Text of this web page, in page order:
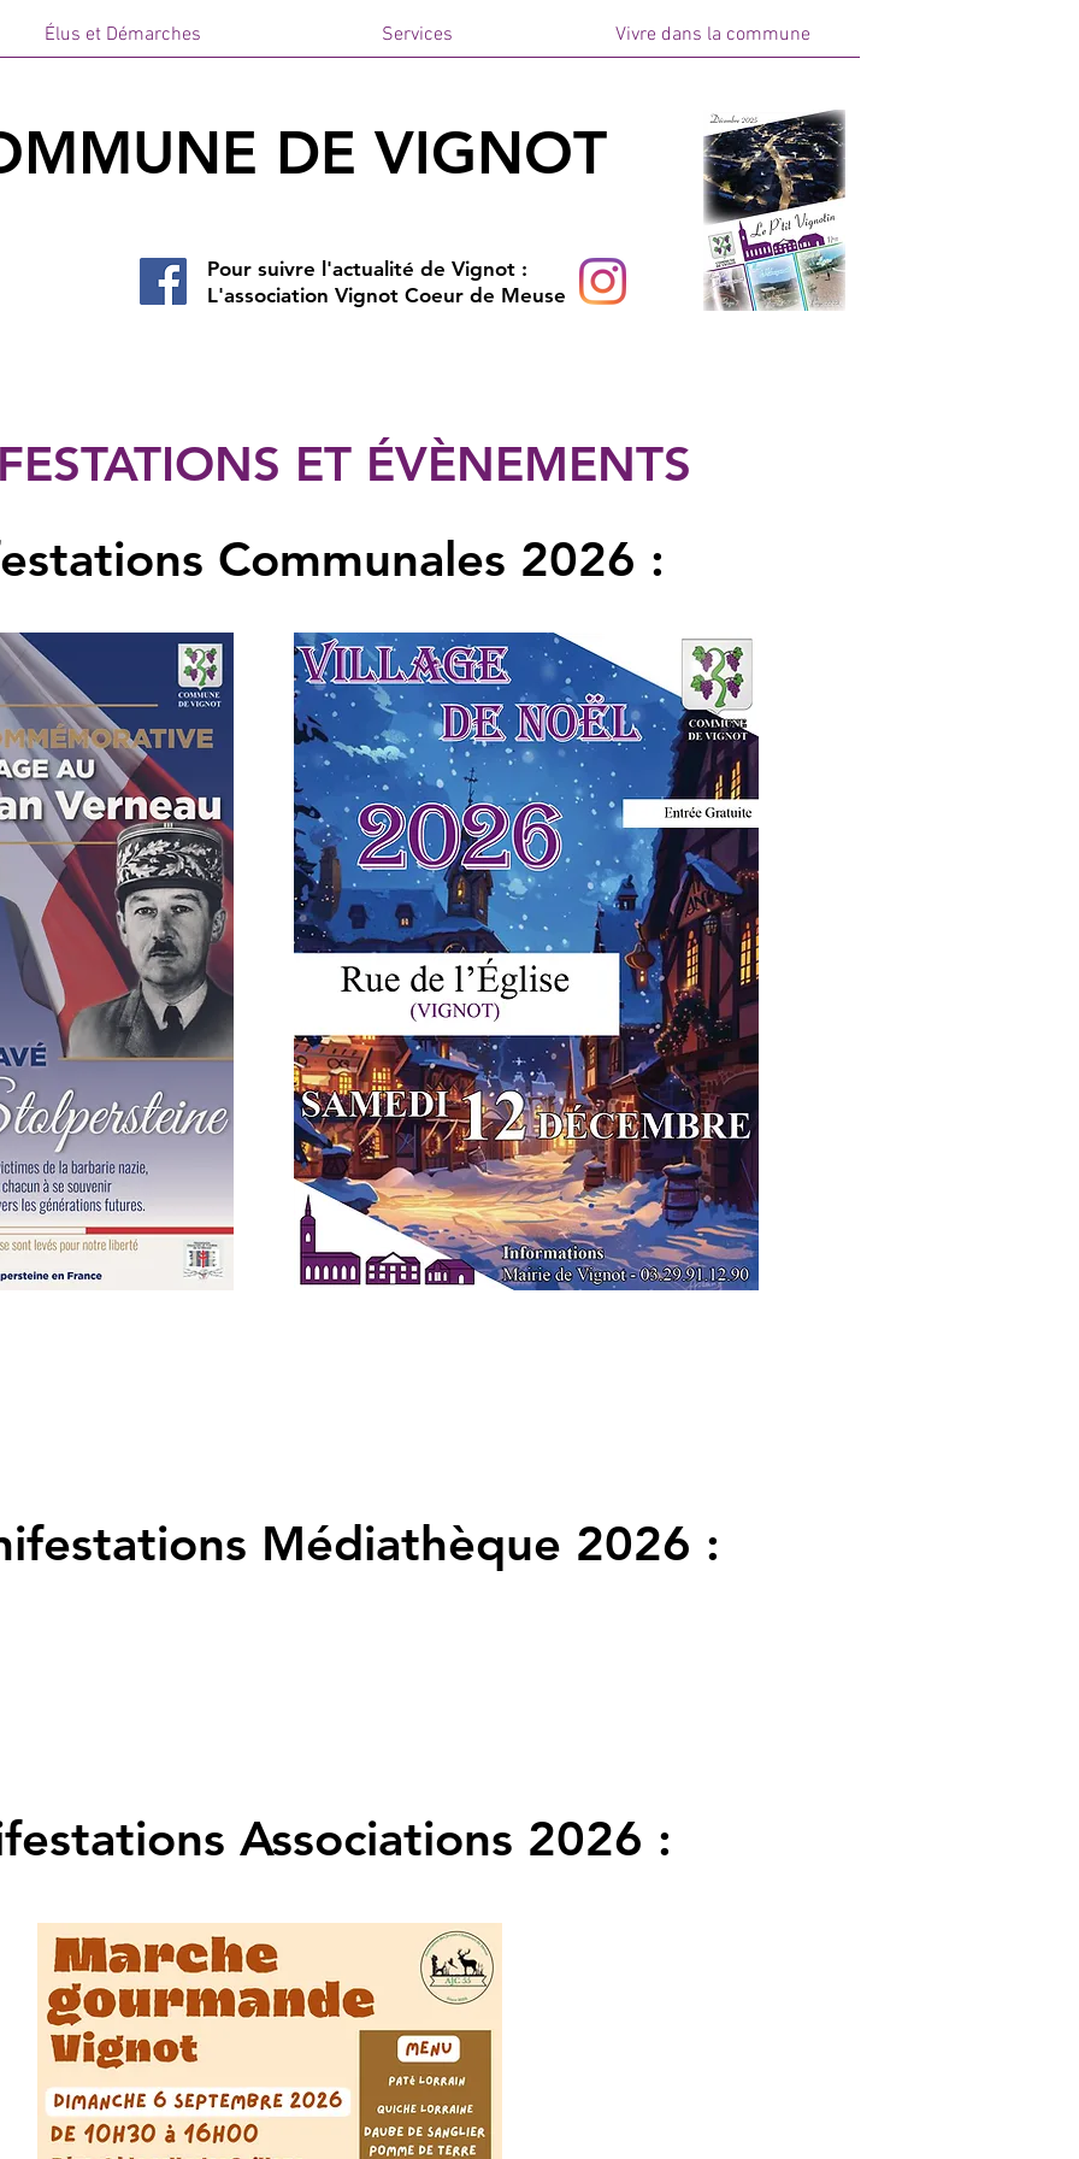
Élus et Démarches Services Vivre dans la commune
DE VIGNOT
Pour suivre l'actualité de Vignot :
L'association Vignot Coeur de Meuse
ET ÉVÈNEMENTS
Communales 2026 :
Médiathèque 2026 :
Associations 2026 :